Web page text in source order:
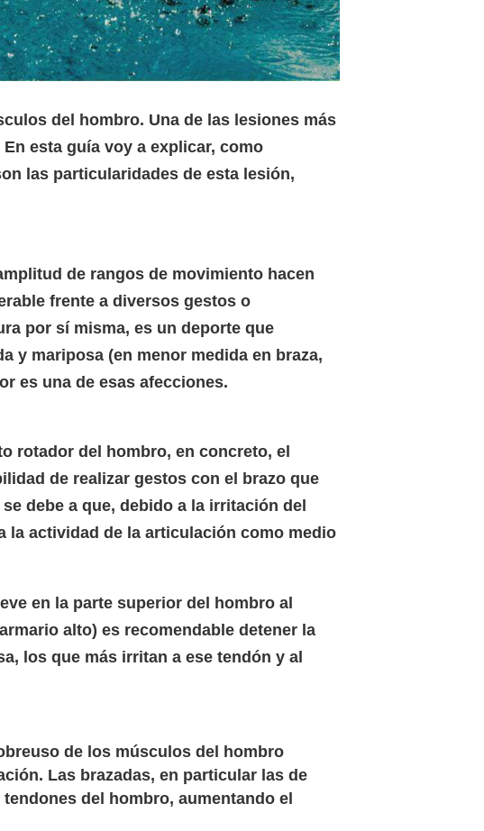
del hombro. Una de las lesiones más
esta guía voy a explicar, como
las particularidades de esta lesión,
de rangos de movimiento hacen
frente a diversos gestos o
por sí misma, es un deporte que
y mariposa (en menor medida en braza,
es una de esas afecciones.
rotador del hombro, en concreto, el
de realizar gestos con el brazo que
debe a que, debido a la irritación del
la actividad de la articulación como medio
en la parte superior del hombro al
alto) es recomendable detener la
los que más irritan a ese tendón y al
de los músculos del hombro
Las brazadas, en particular las de
del hombro, aumentando el